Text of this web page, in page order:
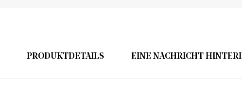
PRODUKTDETAILS EINE NACHRICHT